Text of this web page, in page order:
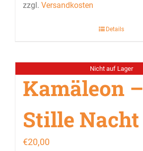
zzgl. Versandkosten
Details
Nicht auf Lager
Kamäleon –
Stille Nacht
€20,00